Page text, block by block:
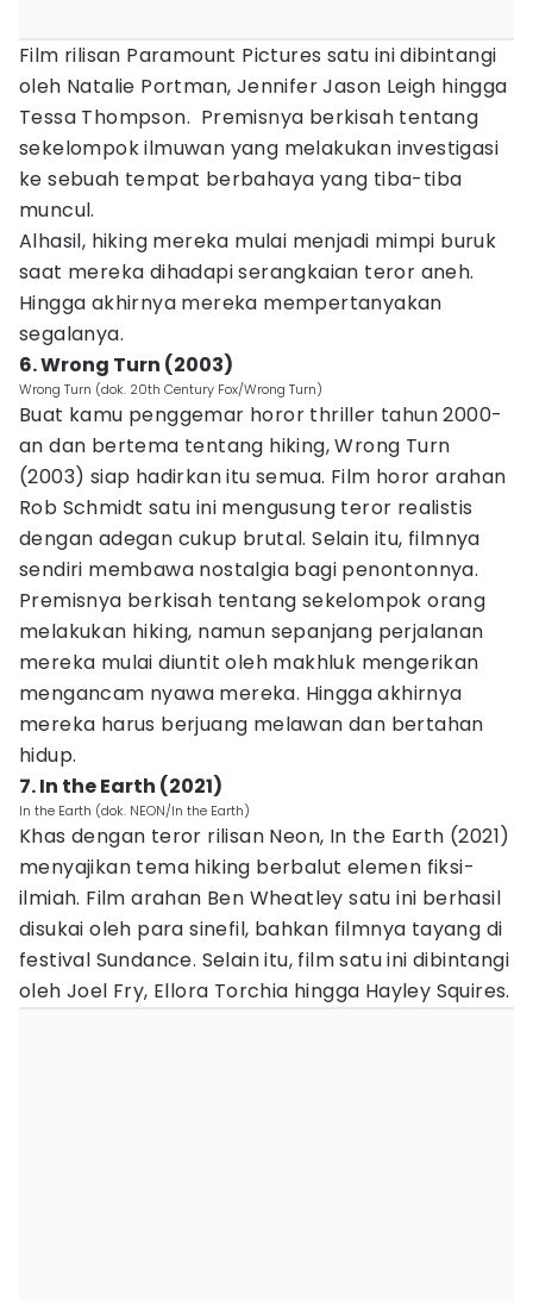
Film rilisan Paramount Pictures satu ini dibintangi
oleh Natalie Portman, Jennifer Jason Leigh hingga
Tessa Thompson. Premisnya berkisah tentang
sekelompok ilmuwan yang melakukan investigasi
ke sebuah tempat berbahaya yang tiba-tiba
muncul.
Alhasil, hiking mereka mulai menjadi mimpi buruk
saat mereka dihadapi serangkaian teror aneh.
Hingga akhirnya mereka mempertanyakan
segalanya.
6. Wrong Turn (2003)
Wrong Turn (dok. 20th Century Fox/Wrong Turn)
Buat kamu penggemar horor thriller tahun 2000-
an dan bertema tentang hiking, Wrong Turn
(2003) siap hadirkan itu semua. Film horor arahan
Rob Schmidt satu ini mengusung teror realistis
dengan adegan cukup brutal. Selain itu, filmnya
sendiri membawa nostalgia bagi penontonnya.
Premisnya berkisah tentang sekelompok orang
melakukan hiking, namun sepanjang perjalanan
mereka mulai diuntit oleh makhluk mengerikan
mengancam nyawa mereka. Hingga akhirnya
mereka harus berjuang melawan dan bertahan
hidup.
7. In the Earth (2021)
In the Earth (dok. NEON/In the Earth)
Khas dengan teror rilisan Neon, In the Earth (2021)
menyajikan tema hiking berbalut elemen fiksi-
ilmiah. Film arahan Ben Wheatley satu ini berhasil
disukai oleh para sinefil, bahkan filmnya tayang di
festival Sundance. Selain itu, film satu ini dibintangi
oleh Joel Fry, Ellora Torchia hingga Hayley Squires.